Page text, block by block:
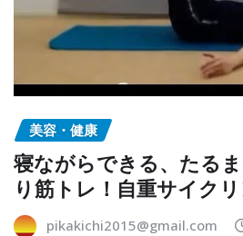
美容・健康
寝ながらできる、たる
り筋トレ！自重サイク
pikakichi2015@gmail.com